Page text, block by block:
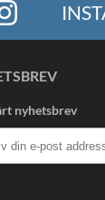
nyhetsbrev